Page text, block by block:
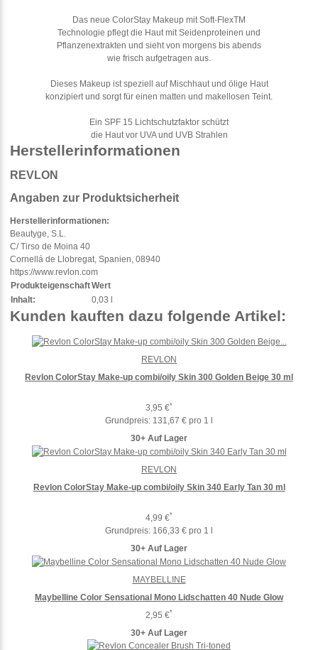
Das neue ColorStay Makeup mit Soft-FlexTM
Technologie pflegt die Haut mit Seidenproteinen und
Pflanzenextrakten und sieht von morgens bis abends
wie frisch aufgetragen aus.
Dieses Makeup ist speziell auf Mischhaut und ölige Haut
konzipiert und sorgt für einen matten und makellosen Teint.
Ein SPF 15 Lichtschutzfaktor schützt
die Haut vor UVA und UVB Strahlen
Herstellerinformationen
REVLON
Angaben zur Produktsicherheit
Herstellerinformationen:
Beautyge, S.L.
C/ Tirso de Moina 40
Cornellá de Llobregat, Spanien, 08940
https://www.revlon.com
ProdukteigenschaftWert
Inhalt:
0,03 l
Kunden kauften dazu folgende Artikel:
Revlon ColorStay Make-up combi/oily Skin 300 Golden Beige 30 ml
3,95 €*
Grundpreis: 131,67 € pro 1 l
30+ Auf Lager
REVLON
Revlon ColorStay Make-up combi/oily Skin 340 Early Tan 30 ml
4,99 €*
Grundpreis: 166,33 € pro 1 l
30+ Auf Lager
REVLON
Maybelline Color Sensational Mono Lidschatten 40 Nude Glow
2,95 €*
30+ Auf Lager
MAYBELLINE